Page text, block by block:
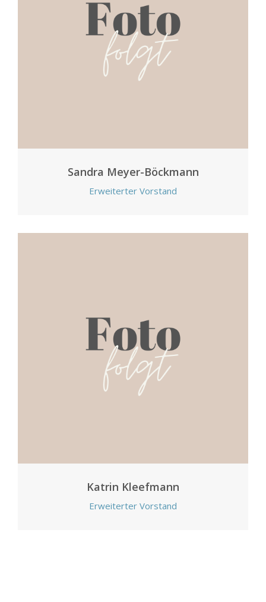
Sandra Meyer-Böckmann
Erweiterter Vorstand
Katrin Kleefmann
Erweiterter Vorstand